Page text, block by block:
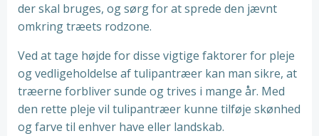
der skal bruges, og sørg for at sprede den jævnt
omkring træets rodzone.
Ved at tage højde for disse vigtige faktorer for pleje
og vedligeholdelse af tulipantræer kan man sikre, at
træerne forbliver sunde og trives i mange år. Med
den rette pleje vil tulipantræer kunne tilføje skønhed
og farve til enhver have eller landskab.